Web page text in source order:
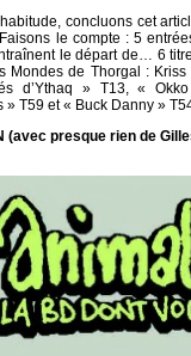
concluons cet
le compte : 5
le départ de… 6
Mondes de Thorgal :
d’Ythaq » T13, «
» T59 et « Buck Danny »
(avec presque rien de